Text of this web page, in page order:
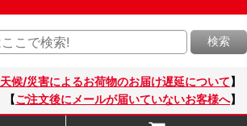
検索
天候/災害によるお荷物のお届け遅延について】
【ご注文後にメールが届いていないお客様へ】